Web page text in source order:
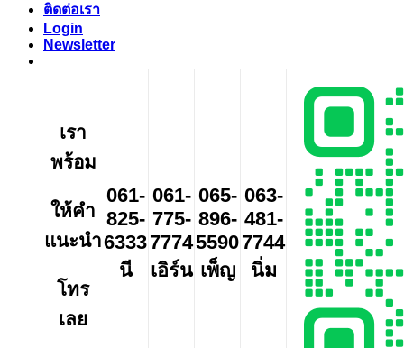
ติดต่อเรา
Login
Newsletter
เรา
พร้อม
ให้คำ
แนะนำ
โทร
เลย
061-
825-
6333
นี
061-
775-
7774
เอิร์น
065-
896-
5590
เพ็ญ
063-
481-
7744
นิ่ม